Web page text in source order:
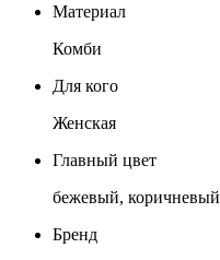
Материал
Комби
Для кого
Женская
Главный цвет
бежевый, коричневый
Бренд